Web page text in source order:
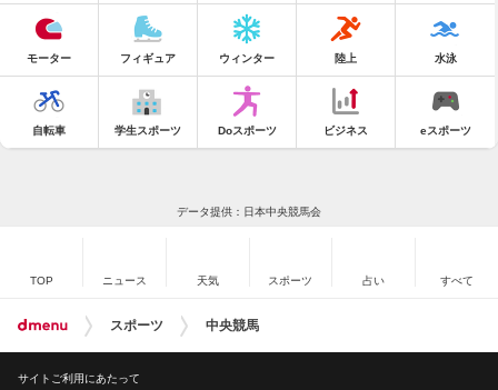
モーター フィギュア ウィンター 陸上 水泳
自転車 学生スポーツ Doスポーツ ビジネス eスポーツ
データ提供：日本中央競馬会
TOP ニュース 天気 スポーツ 占い すべて
スポーツ 中央競馬
サイトご利用にあたって